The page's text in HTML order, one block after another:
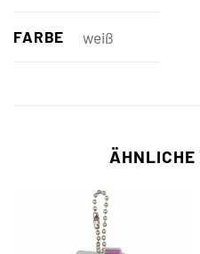
FARBE weiß
ÄHNLICHE